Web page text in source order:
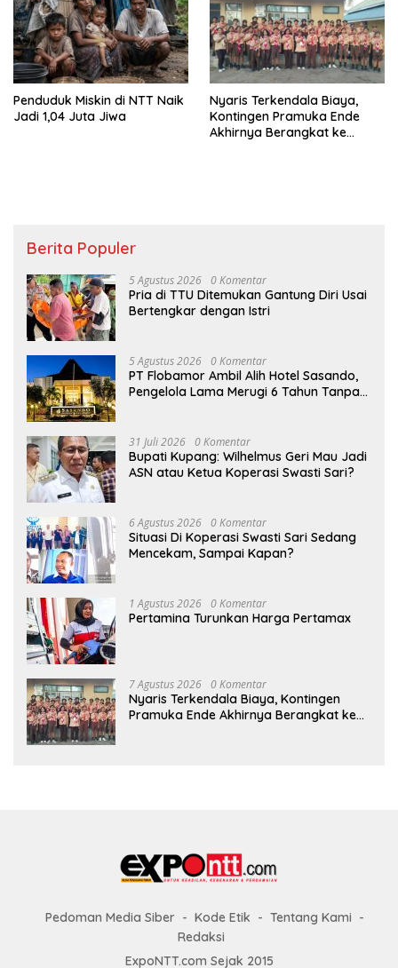
Penduduk Miskin di NTT Naik
Jadi 1,04 Juta Jiwa
Nyaris Terkendala Biaya,
Kontingen Pramuka Ende
Akhirnya Berangkat ke
Berita Populer
5 Agustus 2026 0 Komentar
Pria di TTU Ditemukan Gantung Diri Usai
Bertengkar dengan Istri
5 Agustus 2026 0 Komentar
PT Flobamor Ambil Alih Hotel Sasando,
Pengelola Lama Merugi 6 Tahun Tanpa
31 Juli 2026 0 Komentar
Bupati Kupang: Wilhelmus Geri Mau Jadi
ASN atau Ketua Koperasi Swasti Sari?
6 Agustus 2026 0 Komentar
Situasi Di Koperasi Swasti Sari Sedang
Mencekam, Sampai Kapan?
1 Agustus 2026 0 Komentar
Pertamina Turunkan Harga Pertamax
7 Agustus 2026 0 Komentar
Nyaris Terkendala Biaya, Kontingen
Pramuka Ende Akhirnya Berangkat ke
Pedoman Media Siber Kode Etik
Tentang Kami
Redaksi
ExpoNTT.com Sejak 2015